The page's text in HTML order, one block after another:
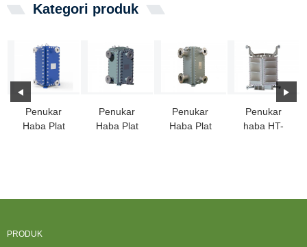
Kategori produk
Penukar
Haba Plat
Penukar
Haba Plat
Penukar
Haba Plat
Penukar
haba HT-
PRODUK